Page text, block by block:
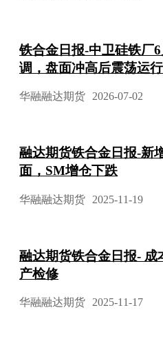
铁合金日报-中卫硅铁厂
调，盘面冲高后震荡运行
华融融达期货 2026-07-02
融达期货铁合金日报-新
面，SM增仓下跌
华融融达期货 2025-11-19
融达期货铁合金日报-
产检修
华融融达期货 2025-11-17